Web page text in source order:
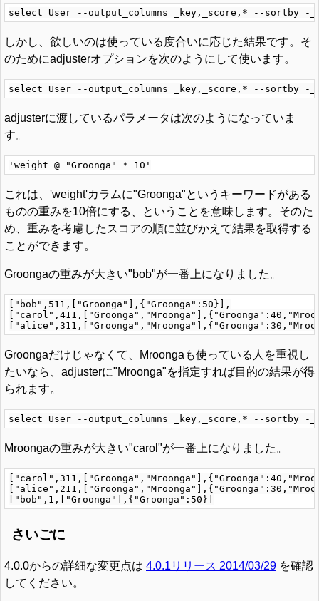
しかし、欲しいのは使っている度合いに応じた結果です。そ
のためにadjusterオプションを次のようにして使います。
adjusterに渡しているパラメータは次のようになっていま
す。
これは、'weight'カラムに"Groonga"というキーワードがある
ものの重みを10倍にする、ということを意味します。そのた
め、重みを考慮したスコアの順に並びかえて結果を取得する
ことができます。
Groongaの重みが大きい"bob"が一番上になりました。
["bob",511,["Groonga"],{"Groonga":50}],
Groongaだけじゃなくて、Mroongaも使っている人を重視し
たいなら、adjusterに"Mroonga"を指定すれば目的の結果が得
られます。
Mroongaの重みが大きい"carol"が一番上になりました。
さいごに
4.0.0からの詳細な変更点は 4.0.1リリース 2014/03/29 を確認
してください。